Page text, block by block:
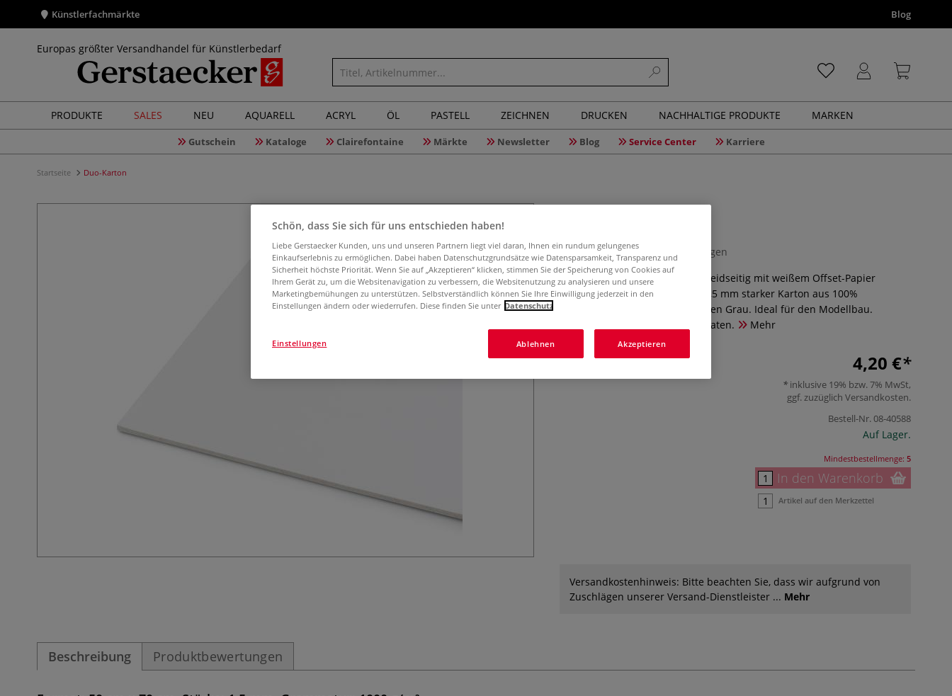
Künstlerfachmärkte Blog
Europas größter Versandhandel für Künstlerbedarf
PRODUKTE SALES NEU AQUARELL ACRYL ÖL PASTELL ZEICHNEN DRUCKEN NACHHALTIGE PRODUKTE MARKEN
Gutschein Kataloge Clairefontaine Märkte Newsletter Blog Service Center Karriere
Startseite Duo-Karton
0 Bewertungen
Graupappe für den Modellbau, beidseitig mit weißem Offset-Papier
kaschiert. 1000 g/qm schwerer, 1,5 mm starker Karton aus 100%
Recyclingfasern. Außen Weiß innen Grau. Ideal für den Modellbau.
Erhältlich in verschiedenen Formaten.
Mehr
4,20 €
inklusive 19% bzw. 7% MwSt,
ggf. zuzüglich Versandkosten.
Bestell-Nr.08-40588
Auf Lager.
Mindestbestellmenge: 5
In den Warenkorb
Artikel auf den Merkzettel
Versandkostenhinweis: Bitte beachten Sie, dass wir aufgrund von
Zuschlägen unserer Versand-Dienstleister ... Mehr
Beschreibung Produktbewertungen
Schön, dass Sie sich für uns entschieden haben!
Liebe Gerstaecker Kunden, uns und unseren Partnern liegt viel daran, Ihnen ein rundum gelungenes
Einkaufserlebnis zu ermöglichen. Dabei haben Datenschutzgrundsätze wie Datensparsamkeit, Transparenz und
Sicherheit höchste Priorität. Wenn Sie auf „Akzeptieren“ klicken, stimmen Sie der Speicherung von Cookies auf
Ihrem Gerät zu, um die Websitenavigation zu verbessern, die Websitenutzung zu analysieren und unsere
Marketingbemühungen zu unterstützen. Selbstverständlich können Sie Ihre Einwilligung jederzeit in den
Einstellungen ändern oder wiederrufen. Diese finden Sie unter Datenschutz
Ablehnen Akzeptieren
Einstellungen